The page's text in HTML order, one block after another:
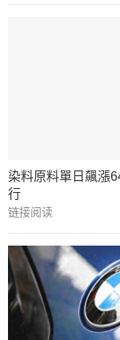
染料原料單日飆漲
行
链接阅读